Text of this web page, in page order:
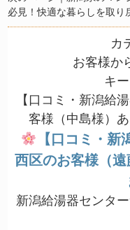
必見！快適な暮らしを取り
カ
お客様か
キ
【口コミ・新潟給
客様（中島様）
【口コミ・
西区のお客様（
新潟給湯器センタ